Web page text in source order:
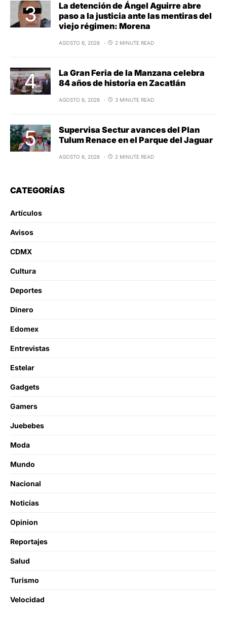
La detención de Ángel Aguirre abre
paso a la justicia ante las mentiras del
viejo régimen: Morena
AGOSTO 6, 2026 2 MINUTE READ
La Gran Feria de la Manzana celebra
84 años de historia en Zacatlán
AGOSTO 6, 2026 3 MINUTE READ
Supervisa Sectur avances del Plan
Tulum Renace en el Parque del Jaguar
AGOSTO 6, 2026 2 MINUTE READ
CATEGORÍAS
Artículos
Avisos
CDMX
Cultura
Deportes
Dinero
Edomex
Entrevistas
Estelar
Gadgets
Gamers
Juebebes
Moda
Mundo
Nacional
Noticias
Opinion
Reportajes
Salud
Turismo
Velocidad